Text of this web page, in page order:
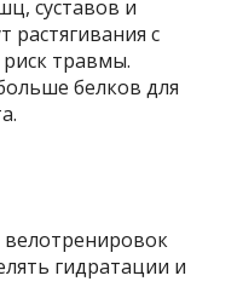
суставов и
растягивания с
травмы.
белков для
гидратации и